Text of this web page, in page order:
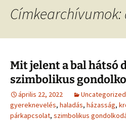
Mit jelent a bal hátsó
szimbolikus
április 22, 2022 Uncategorized
gyereknevelés, haladás, házasság,
párkapcsolat, szimbolikus